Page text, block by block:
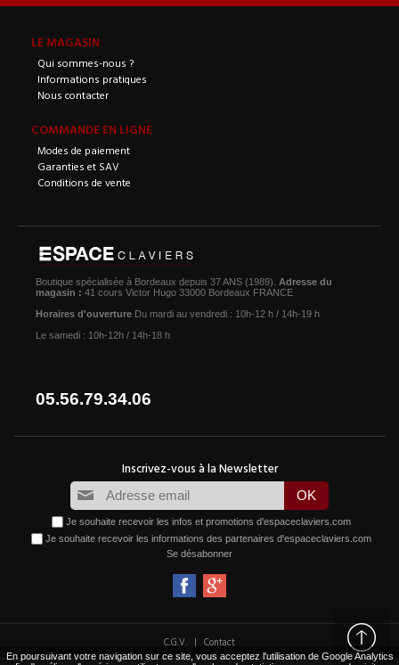
LE MAGASIN
Qui sommes-nous ?
Informations pratiques
Nous contacter
COMMANDE EN LIGNE
Modes de paiement
Garanties et SAV
Conditions de vente
Boutique spécialisée à Bordeaux depuis 37 ANS (1989). Adresse du
magasin : 41 cours Victor Hugo 33000 Bordeaux FRANCE
Horaires d'ouverture Du mardi au vendredi : 10h-12 h / 14h-19 h
Le samedi : 10h-12h / 14h-18 h
05.56.79.34.06
Je souhaite recevoir les infos et promotions d'espaceclaviers.com
Je souhaite recevoir les informations des partenaires d'espaceclaviers.com
Se désabonner
C.G.V. | Contact
En poursuivant votre navigation sur ce site, vous acceptez l'utilisation de Google Analytics